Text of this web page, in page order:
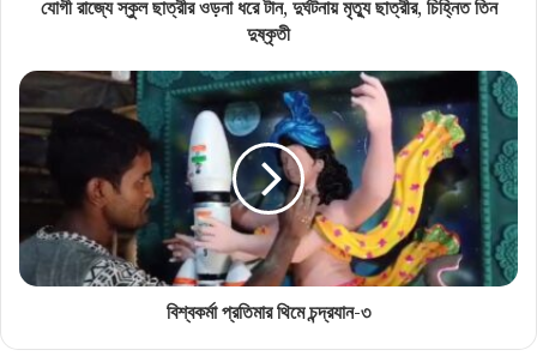
যোগী রাজ্যে স্কুল ছাত্রীর ওড়না ধরে টান, দুর্ঘটনায় মৃত্যু ছাত্রীর, চিহ্নিত তিন
দুষ্কৃতী
বিশ্বকর্মা প্রতিমার থিমে চন্দ্রযান-৩